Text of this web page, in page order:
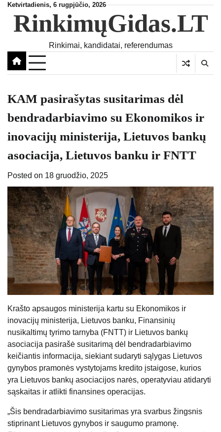
Skip
content
Ketvirtadienis, 6 rugpjūčio, 2026
RinkimųGidas.LT
Rinkimai, kandidatai, referendumas
KAM pasirašytas susitarimas dėl
bendradarbiavimo su Ekonomikos ir
inovacijų ministerija, Lietuvos bankų
asociacija, Lietuvos banku ir FNTT
Posted on 18 gruodžio, 2025
Krašto apsaugos ministerija kartu su Ekonomikos ir
inovacijų ministerija, Lietuvos banku, Finansinių
nusikaltimų tyrimo tarnyba (FNTT) ir Lietuvos bankų
asociacija pasirašė susitarimą dėl bendradarbiavimo
keičiantis informacija, siekiant sudaryti sąlygas Lietuvos
gynybos pramonės vystytojams kredito įstaigose, kurios
yra Lietuvos bankų asociacijos narės, operatyviau atidaryti
sąskaitas ir atlikti finansines operacijas.
„Šis bendradarbiavimo susitarimas yra svarbus žingsnis
stiprinant Lietuvos gynybos ir saugumo pramonę.